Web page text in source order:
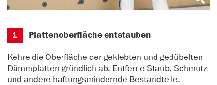
1 Plattenoberfläche entstauben
Kehre die Oberfläche der geklebten und gedübelten
Dämmplatten gründlich ab. Entferne Staub, Schmutz
und andere haftungsmindernde Bestandteile.